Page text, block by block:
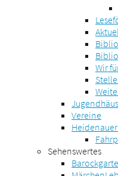
Wir
Vereine
Sehenswertes